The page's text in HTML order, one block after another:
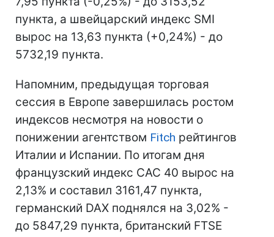
пункта, а швейцарский индекс SMI
вырос на 13,63 пункта (+0,24%) - до
5732,19 пункта.
Напомним, предыдущая торговая
сессия в Европе завершилась ростом
индексов несмотря на новости о
понижении агентством Fitch рейтингов
Италии и Испании. По итогам дня
французский индекс CAC 40 вырос на
2,13% и составил 3161,47 пункта,
германский DAX поднялся на 3,02% -
до 5847,29 пункта, британский FTSE